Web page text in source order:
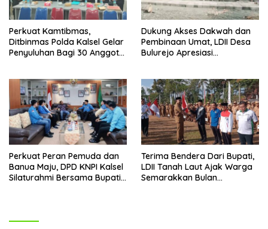
Perkuat Kamtibmas,
Ditbinmas Polda Kalsel Gelar
Penyuluhan Bagi 30 Anggota
Dukung Akses Dakwah dan
Pembinaan Umat, LDII Desa
Bulurejo Apresiasi
Perkuat Peran Pemuda dan
Banua Maju, DPD KNPI Kalsel
Silaturahmi Bersama Bupati
Terima Bendera Dari Bupati,
LDII Tanah Laut Ajak Warga
Semarakkan Bulan